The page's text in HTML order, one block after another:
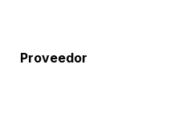
Proveedor